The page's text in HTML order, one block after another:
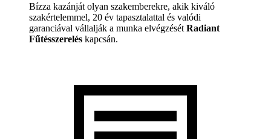
Bízza kazánját olyan szakemberekre, akik kiváló
szakértelemmel, 20 év tapasztalattal és valódi
garanciával vállalják a munka elvégzését Radiant
Fűtésszerelés kapcsán.